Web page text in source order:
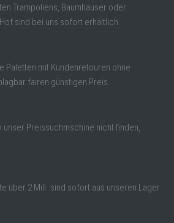
Trampoliens, Baumhäuser oder
sind bei uns sofort erhältlich.
Paletten mit Kundenretouren ohne
fairen günstigen Preis.
unser Preissuchmschine nicht finden,
über 2 Mill. sind sofort aus unseren Lager